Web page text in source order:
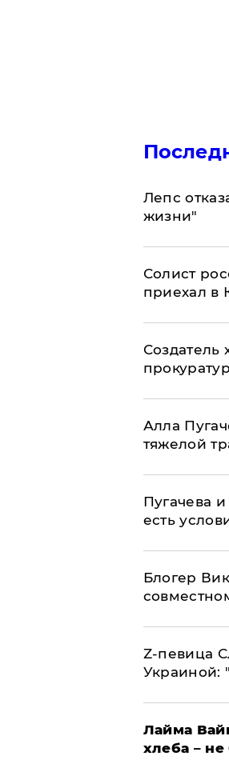
Лепс
жизни"
Солист
приехал в
Создатель
Алла
тяжелой
Пугачева
есть
Блогер
Z-певица
Украиной:
Лайма
хлеба –